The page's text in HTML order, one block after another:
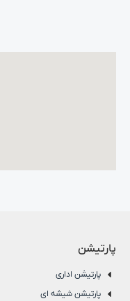
پارتیشن
پارتیشن اداری
پارتیشن شیشه ای